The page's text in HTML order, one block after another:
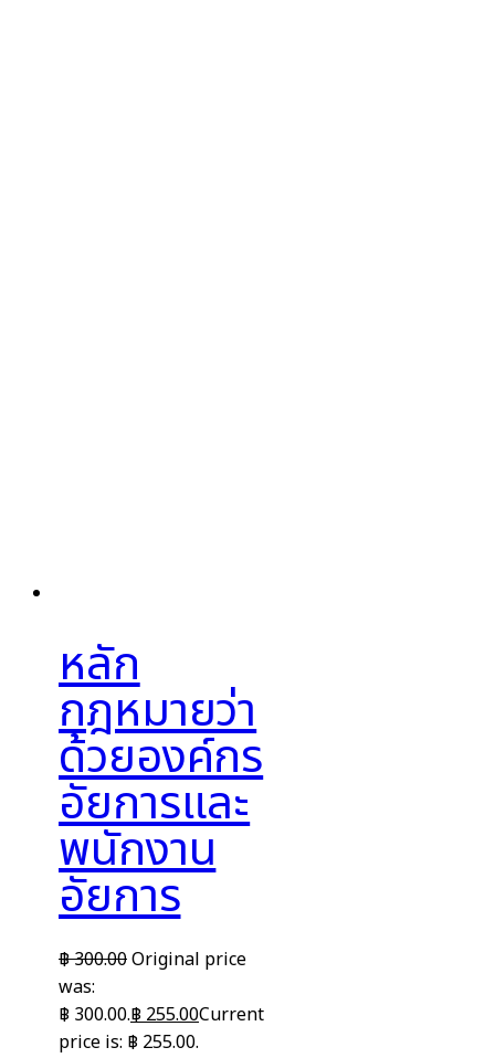
หลัก
กฎหมายว่า
ด้วยองค์กร
อัยการและ
พนักงาน
อัยการ
฿300.00Original price
was:
฿ 300.00.฿255.00Current
price is: ฿ 255.00.